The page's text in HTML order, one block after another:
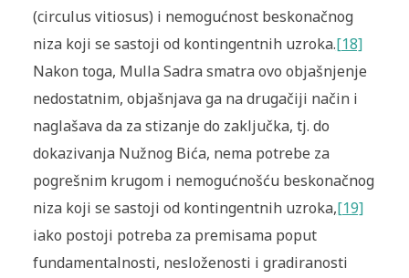
(circulus vitiosus) i nemogućnost beskonačnog
niza koji se sastoji od kontingentnih uzroka.[18]
Nakon toga, Mulla Sadra smatra ovo objašnjenje
nedostatnim, objašnjava ga na drugačiji način i
naglašava da za stizanje do zaključka, tj. do
dokazivanja Nužnog Bića, nema potrebe za
pogrešnim krugom i nemogućnošću beskonačnog
niza koji se sastoji od kontingentnih uzroka,[19]
iako postoji potreba za premisama poput
fundamentalnosti, nesloženosti i gradiranosti